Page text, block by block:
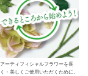
アーティフィシャルフラワーを長
く・美しくご使用いただくために。